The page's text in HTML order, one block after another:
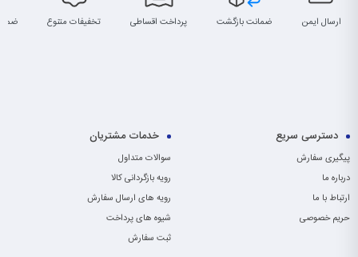
ارسال ایمن ضمانت بازگشت پرداخت اقساطی تخفیفات متنوع
دسترسی سریع
پیگیری سفارش
درباره ما
ارتباط با ما
حریم خصوصی
خدمات مشتریان
سوالات متداول
رویه بازگردانی کالا
رویه های ارسال سفارش
شیوه های پرداخت
ثبت سفارش